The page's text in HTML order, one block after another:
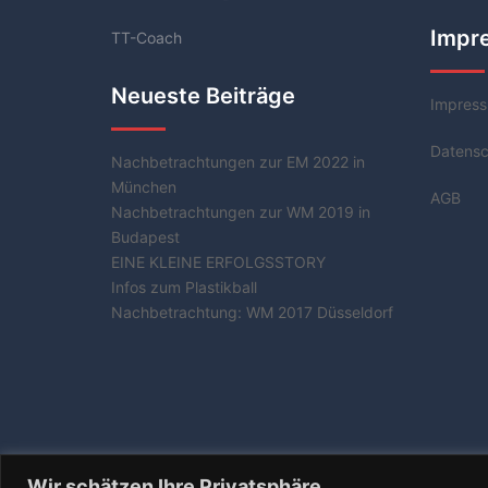
TT-Coach
Neueste Beiträge
Nachbetrachtungen zur EM 2022 in
München
Nachbetrachtungen zur WM 2019 in
Budapest
EINE KLEINE ERFOLGSSTORY
Infos zum Plastikball
Nachbetrachtung: WM 2017 Düsseldorf
AGB